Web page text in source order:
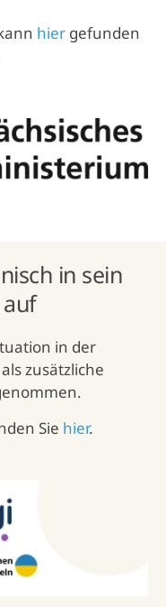
hier gefunden
in sein
in der
zusätzliche
Sie hier.